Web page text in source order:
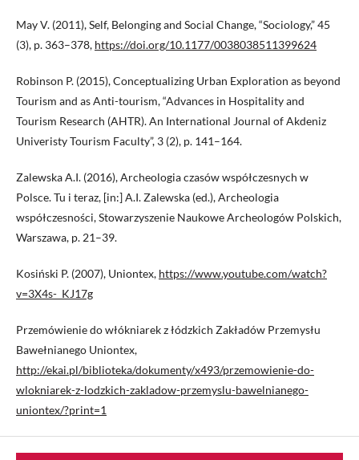
May V. (2011), Self, Belonging and Social Change, “Sociology,” 45
(3), p. 363–378, https://doi.org/10.1177/0038038511399624
Robinson P. (2015), Conceptualizing Urban Exploration as beyond
Tourism and as Anti-tourism, “Advances in Hospitality and
Tourism Research (AHTR). An International Journal of Akdeniz
Univeristy Tourism Faculty”, 3 (2), p. 141–164.
Zalewska A.I. (2016), Archeologia czasów współczesnych w
Polsce. Tu i teraz, [in:] A.I. Zalewska (ed.), Archeologia
współczesności, Stowarzyszenie Naukowe Archeologów Polskich,
Warszawa, p. 21–39.
Kosiński P. (2007), Uniontex, https://www.youtube.com/watch?
v=3X4s-_KJ17g
Przemówienie do włókniarek z łódzkich Zakładów Przemysłu
Bawełnianego Uniontex,
http://ekai.pl/biblioteka/dokumenty/x493/przemowienie-do-
wlokniarek-z-lodzkich-zakladow-przemyslu-bawelnianego-
uniontex/?print=1